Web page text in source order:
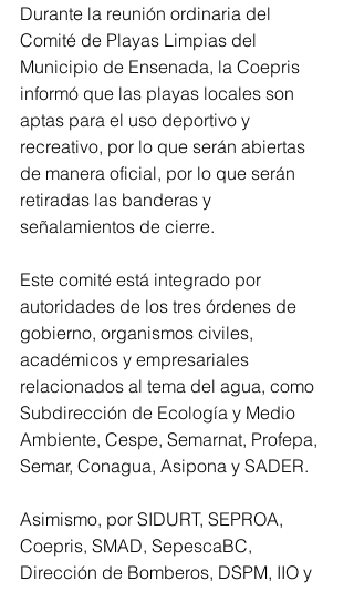
Durante la reunión ordinaria del
Comité de Playas Limpias del
Municipio de Ensenada, la Coepris
informó que las playas locales son
aptas para el uso deportivo y
recreativo, por lo que serán abiertas
de manera oficial, por lo que serán
retiradas las banderas y
señalamientos de cierre.
Este comité está integrado por
autoridades de los tres órdenes de
gobierno, organismos civiles,
académicos y empresariales
relacionados al tema del agua, como
Subdirección de Ecología y Medio
Ambiente, Cespe, Semarnat, Profepa,
Semar, Conagua, Asipona y SADER.
Asimismo, por SIDURT, SEPROA,
Coepris, SMAD, SepescaBC,
Dirección de Bomberos, DSPM, IIO y